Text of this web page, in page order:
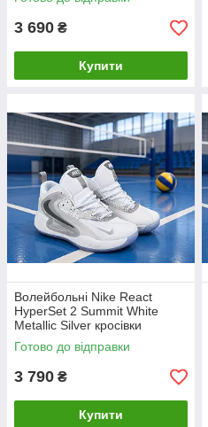
3 690 ₴
Купити
Волейбольні Nike React
HyperSet 2 Summit White
Metallic Silver кросівки
Готово до відправки
3 790 ₴
Купити